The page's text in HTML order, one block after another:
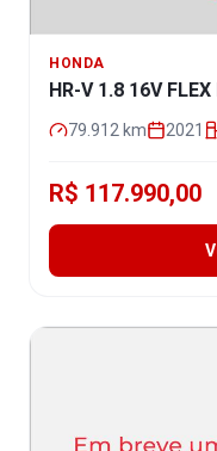
HONDA
HR-V 1.8 16V
79.912 km 2021
R$ 117.990,00